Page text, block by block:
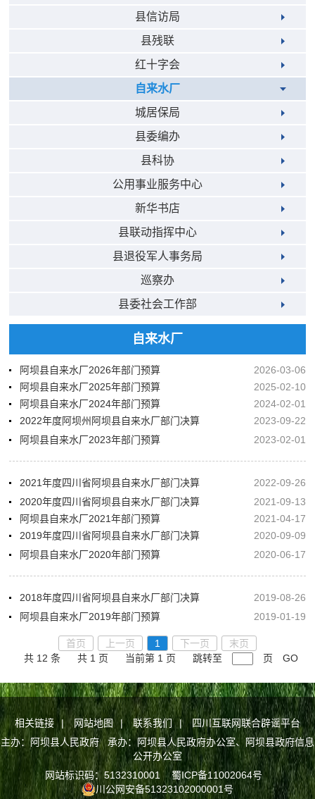
县信访局
县残联
红十字会
自来水厂
城居保局
县委编办
县科协
公用事业服务中心
新华书店
县联动指挥中心
县退役军人事务局
巡察办
县委社会工作部
自来水厂
阿坝县自来水厂2026年部门预算
2026-03-06
阿坝县自来水厂2025年部门预算
2025-02-10
阿坝县自来水厂2024年部门预算
2024-02-01
2022年度阿坝州阿坝县自来水厂部门决算
2023-09-22
阿坝县自来水厂2023年部门预算
2023-02-01
2021年度四川省阿坝县自来水厂部门决算
2022-09-26
2020年度四川省阿坝县自来水厂部门决算
2021-09-13
阿坝县自来水厂2021年部门预算
2021-04-17
2019年度四川省阿坝县自来水厂部门决算
2020-09-09
阿坝县自来水厂2020年部门预算
2020-06-17
2018年度四川省阿坝县自来水厂部门决算
2019-08-26
阿坝县自来水厂2019年部门预算
2019-01-19
首页 上一页 1 下一页
末页
共 12 条
共 1 页 当前第 1 页 跳转至 页 GO
相关链接 | 网站地图 | 联系我们 |
四川互联网联合辟谣平台
主办：阿坝县人民政府 承办：阿坝县人民政府办公室、阿坝县政府信息
公开办公室
网站标识码：5132310001蜀ICP备11002064号
川公网安备51323102000001号